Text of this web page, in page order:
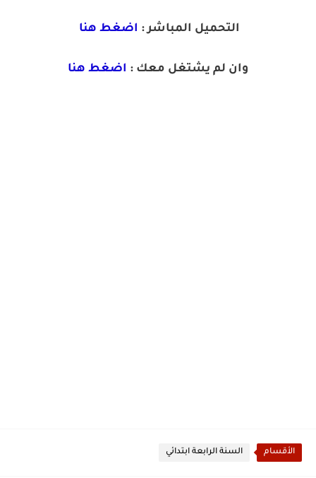
التحميل المباشر : اضغط هنا
وان لم يشتغل معك : اضغط هنا
الأقسام السنة الرابعة ابتدائي